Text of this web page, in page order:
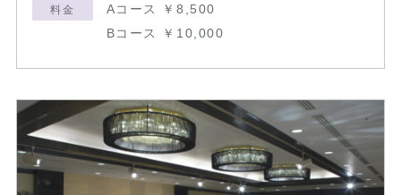
料金
Aコース ￥8,500
Bコース ￥10,000